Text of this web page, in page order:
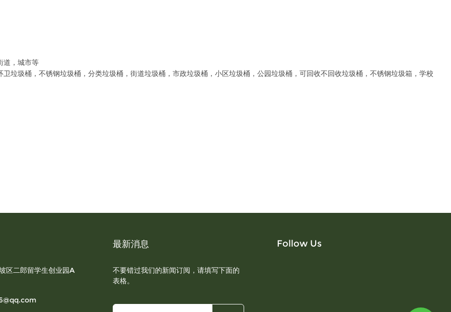
道，城市等
垃圾桶，不锈钢垃圾桶，分类垃圾桶，街道垃圾桶，市政垃圾桶，小区垃圾桶，公园垃圾桶，可回收不回收垃圾桶，不锈钢垃圾箱，学校
区二郎留学生创业园A
最新消息
不要错过我们的新闻订阅，请填写下面的
表格。
Follow Us